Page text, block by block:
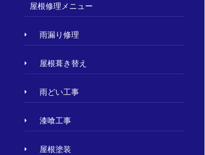
屋根修理メニュー
雨漏り修理
屋根葺き替え
雨どい工事
漆喰工事
屋根塗装